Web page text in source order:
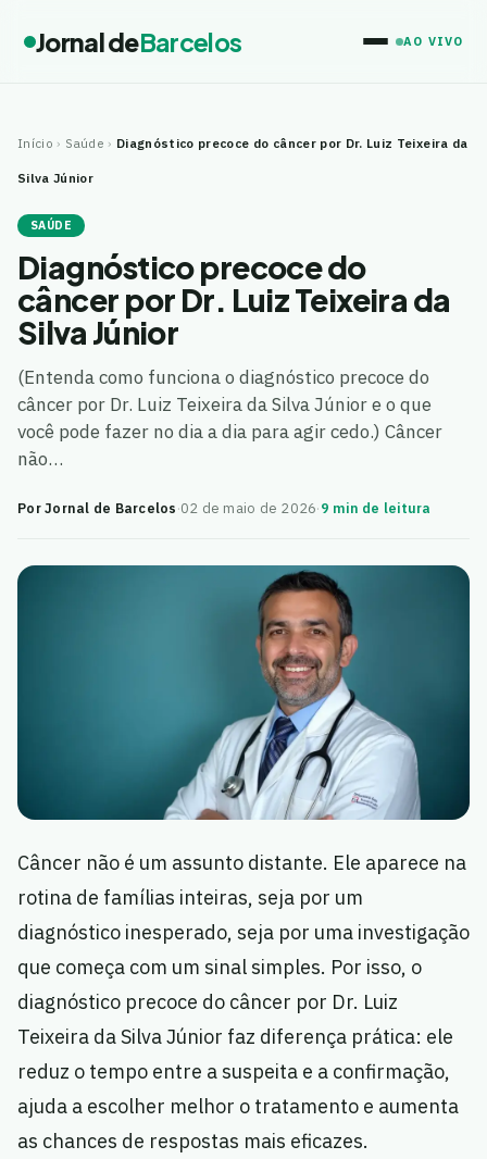
Jornal deBarcelos AO VIVO
Início › Saúde › Diagnóstico precoce do câncer por Dr. Luiz Teixeira da
Silva Júnior
SAÚDE
Diagnóstico precoce do
câncer por Dr. Luiz Teixeira da
Silva Júnior
(Entenda como funciona o diagnóstico precoce do
câncer por Dr. Luiz Teixeira da Silva Júnior e o que
você pode fazer no dia a dia para agir cedo.) Câncer
não…
Por Jornal de Barcelos·02 de maio de 2026·9 min de leitura
Câncer não é um assunto distante. Ele aparece na
rotina de famílias inteiras, seja por um
diagnóstico inesperado, seja por uma investigação
que começa com um sinal simples. Por isso, o
diagnóstico precoce do câncer por Dr. Luiz
Teixeira da Silva Júnior faz diferença prática: ele
reduz o tempo entre a suspeita e a confirmação,
ajuda a escolher melhor o tratamento e aumenta
as chances de respostas mais eficazes.